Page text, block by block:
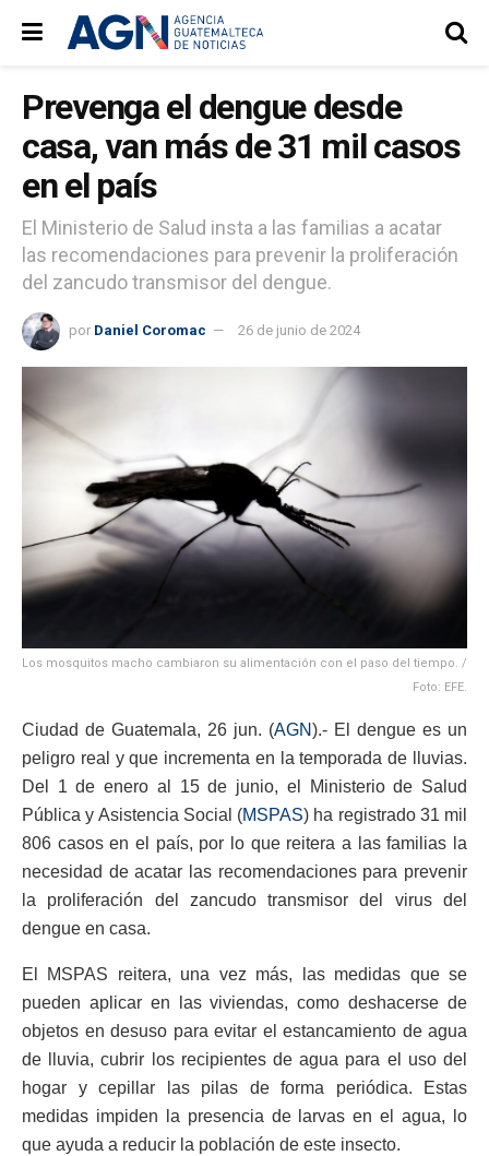
Prevenga el dengue desde
casa, van más de 31 mil casos
en el país
El Ministerio de Salud insta a las familias a acatar
las recomendaciones para prevenir la proliferación
del zancudo transmisor del dengue.
por Daniel Coromac 26 de junio de 2024
Los mosquitos macho cambiaron su alimentación con el paso del tiempo. /
Foto: EFE.
Ciudad de Guatemala, 26 jun. (AGN).- El dengue es un
peligro real y que incrementa en la temporada de lluvias.
Del 1 de enero al 15 de junio, el Ministerio de Salud
Pública y Asistencia Social (MSPAS) ha registrado 31 mil
806 casos en el país, por lo que reitera a las familias la
necesidad de acatar las recomendaciones para prevenir
la proliferación del zancudo transmisor del virus del
dengue en casa.
El MSPAS reitera, una vez más, las medidas que se
pueden aplicar en las viviendas, como deshacerse de
objetos en desuso para evitar el estancamiento de agua
de lluvia, cubrir los recipientes de agua para el uso del
hogar y cepillar las pilas de forma periódica. Estas
medidas impiden la presencia de larvas en el agua, lo
que ayuda a reducir la población de este insecto.